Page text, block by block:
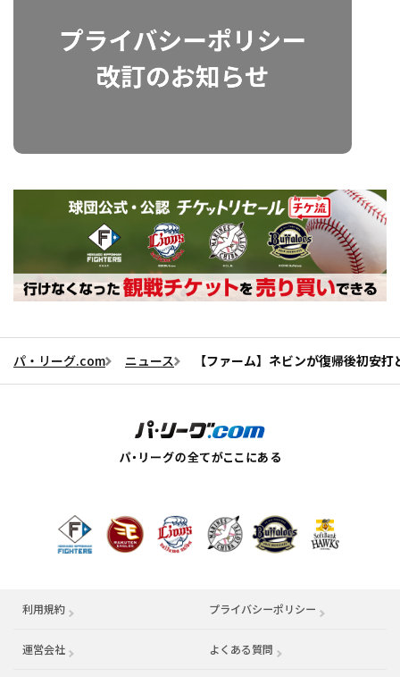
パ・リーグ.com ニュース 【ファーム】ネビンが復帰後初安
利用規約 プライバシーポリシー
運営会社 （別ウィンドウで開く） よくある質問